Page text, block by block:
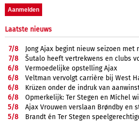
Laatste nieuws
7/8
Jong Ajax begint nieuw seizoen met
7/8
Šutalo heeft vertrekwens en clubs
6/8
Vermoedelijke opstelling Ajax
6/8
Veltman vervolgt carrière bij West
6/8
Krüzen onder de indruk van
6/8
Opmerkelijk: Ter Stegen en Míchel
5/8
Ajax Vrouwen verslaan Brøndby en
5/8
Brandt én Ter Stegen